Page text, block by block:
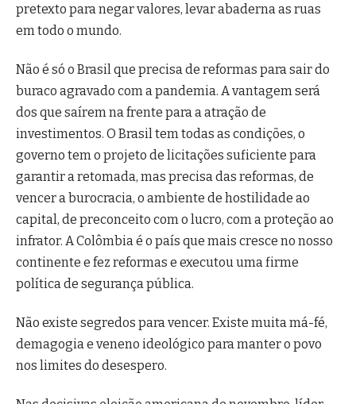
pretexto para negar valores, levar abaderna as ruas
em todo o mundo.
Não é só o Brasil que precisa de reformas para sair do
buraco agravado com a pandemia. A vantagem será
dos que saírem na frente para a atração de
investimentos. O Brasil tem todas as condições, o
governo tem o projeto de licitações suficiente para
garantir a retomada, mas precisa das reformas, de
vencer a burocracia, o ambiente de hostilidade ao
capital, de preconceito com o lucro, com a proteção ao
infrator. A Colômbia é o país que mais cresce no nosso
continente e fez reformas e executou uma firme
política de segurança pública.
Não existe segredos para vencer. Existe muita má-fé,
demagogia e veneno ideológico para manter o povo
nos limites do desespero.